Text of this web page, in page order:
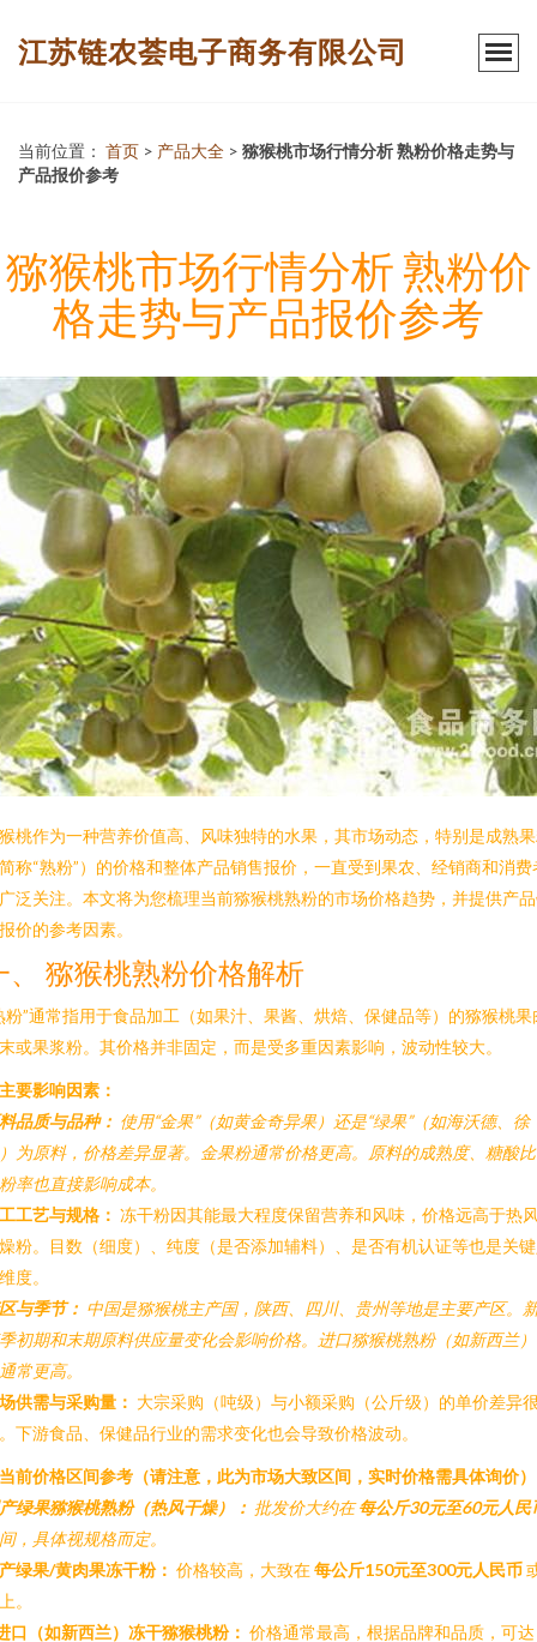
江苏链农荟电子商务有限公司
当前位置： 首页 > 产品大全 > 猕猴桃市场行情分析 熟粉价格走势与
产品报价参考
猕猴桃市场行情分析 熟粉价
格走势与产品报价参考
桃作为一种营养价值高、风味独特的水果，其市场动态，特别是成熟
称“熟粉”）的价格和整体产品销售报价，一直受到果农、经销商和消费
泛关注。本文将为您梳理当前猕猴桃熟粉的市场价格趋势，并提供产
价的参考因素。
、 猕猴桃熟粉价格解析
粉”通常指用于食品加工（如果汁、果酱、烘焙、保健品等）的猕猴桃果
或果浆粉。其价格并非固定，而是受多重因素影响，波动性较大。
要影响因素：
品质与品种： 使用“金果”（如黄金奇异果）还是“绿果”（如海沃德、徐
为原料，价格差异显著。金果粉通常价格更高。原料的成熟度、糖酸
率也直接影响成本。
工艺与规格： 冻干粉因其能最大程度保留营养和风味，价格远高于热
粉。目数（细度）、纯度（是否添加辅料）、是否有机认证等也是关
度。
与季节： 中国是猕猴桃主产国，陕西、四川、贵州等地是主要产区。
初期和末期原料供应量变化会影响价格。进口猕猴桃熟粉（如新西兰
常更高。
供需与采购量： 大宗采购（吨级）与小额采购（公斤级）的单价差异
下游食品、保健品行业的需求变化也会导致价格波动。
前价格区间参考（请注意，此为市场大致区间，实时价格需具体询价
绿果猕猴桃熟粉（热风干燥）： 批发价大约在每公斤30元至60元人民
，具体视规格而定。
绿果/黄肉果冻干粉： 价格较高，大致在每公斤150元至300元人民币
。
口（如新西兰）冻干猕猴桃粉： 价格通常最高，根据品牌和品质，可达